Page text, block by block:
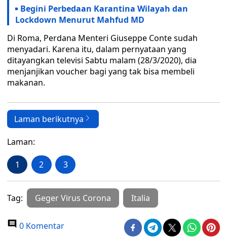
Begini Perbedaan Karantina Wilayah dan
Lockdown Menurut Mahfud MD
Di Roma, Perdana Menteri Giuseppe Conte sudah
menyadari. Karena itu, dalam pernyataan yang
ditayangkan televisi Sabtu malam (28/3/2020), dia
menjanjikan voucher bagi yang tak bisa membeli
makanan.
Laman berikutnya
Laman:
1 2 3
Tag: Geger Virus Corona Italia
0 Komentar